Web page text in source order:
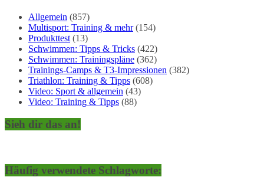
Allgemein (857)
Multisport: Training & mehr(154)
Produkttest (13)
Schwimmen: Tipps & Tricks (422)
Schwimmen: Trainingspläne (362)
Trainings-Camps & T3-Impressionen (382)
Triathlon: Training & Tipps (608)
Video: Sport & allgemein (43)
Video: Training & Tipps (88)
Sieh dir das an!
Häufig verwendete Schlagworte: